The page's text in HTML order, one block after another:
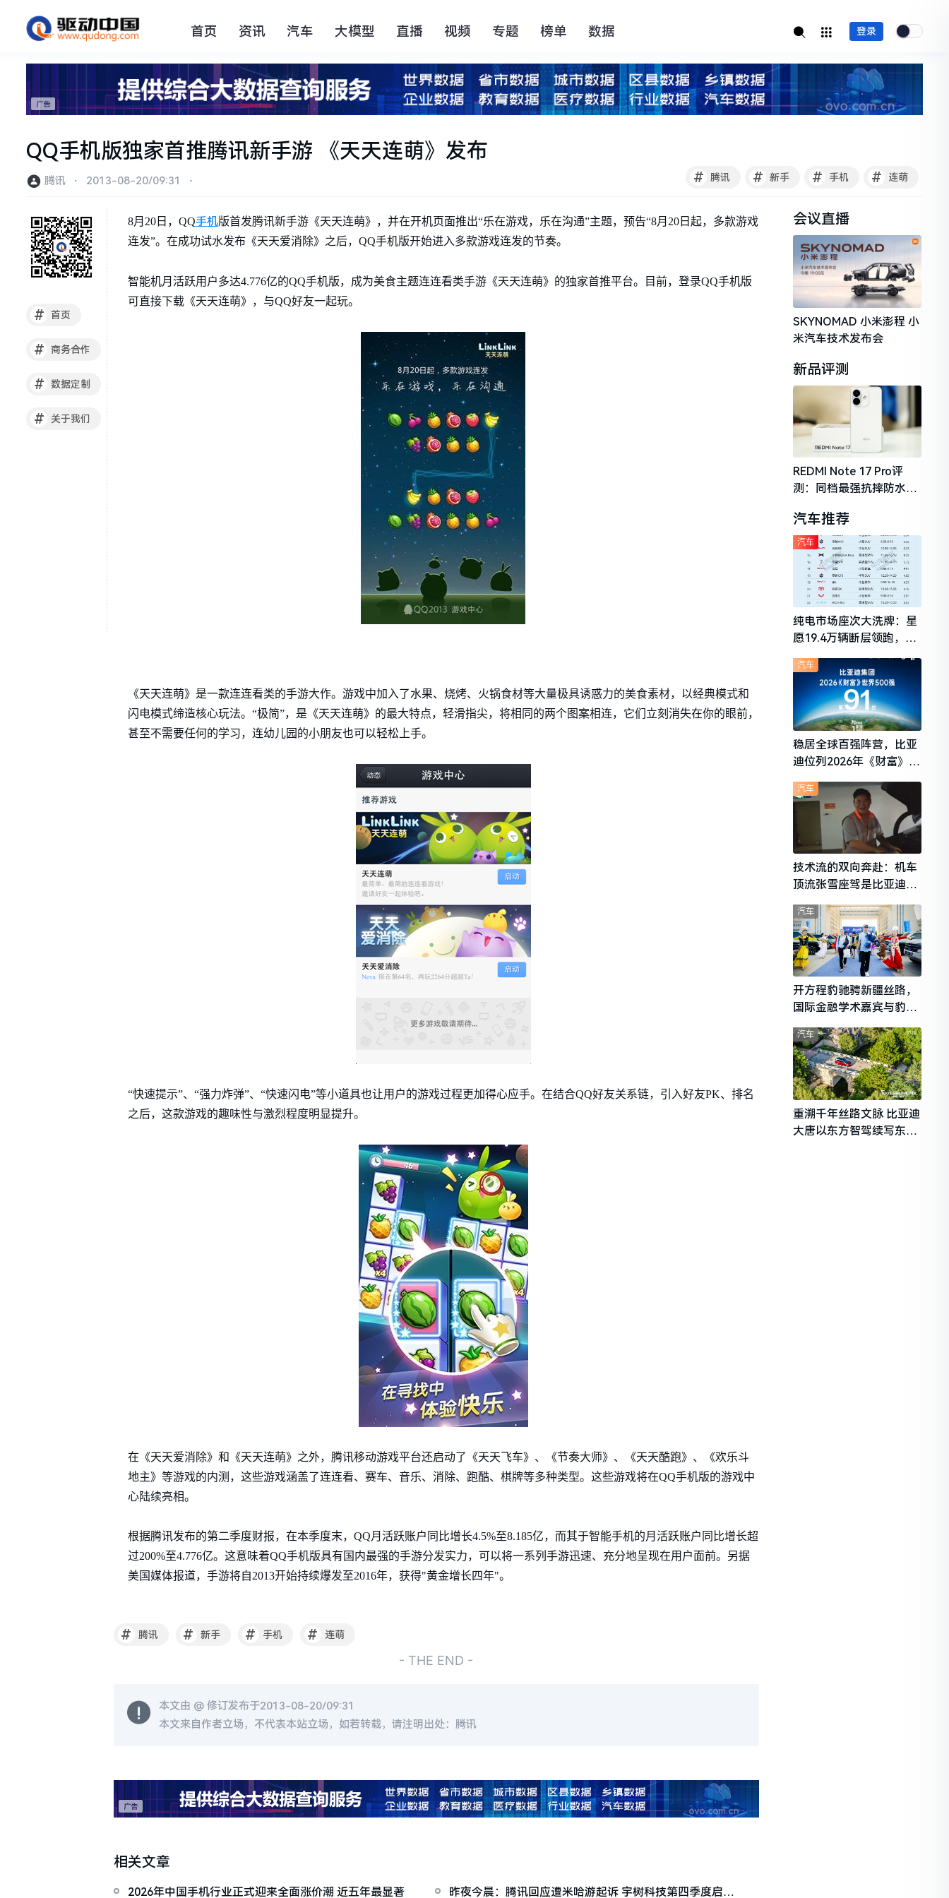
首页 资讯 汽车 大模型 直播 视频 专题 榜单 数据 登录
QQ手机版独家首推腾讯新手游 《天天连萌》发布
# 腾讯 # 新手 # 手机 # 连萌
腾讯 ⋅ 2013-08-20/09:31 ⋅
# 首页
# 商务合作
# 数据定制
# 关于我们
8月20日，QQ手机版首发腾讯新手游《天天连萌》，并在开机页面推出“乐在游戏，乐在沟通”主题，预告“8月20日起，多款游戏
连发”。在成功试水发布《天天爱消除》之后，QQ手机版开始进入多款游戏连发的节奏。
智能机月活跃用户多达4.776亿的QQ手机版，成为美食主题连连看类手游《天天连萌》的独家首推平台。目前，登录QQ手机版
可直接下载《天天连萌》，与QQ好友一起玩。
《天天连萌》是一款连连看类的手游大作。游戏中加入了水果、烧烤、火锅食材等大量极具诱惑力的美食素材，以经典模式和
闪电模式缔造核心玩法。“极简”，是《天天连萌》的最大特点，轻滑指尖，将相同的两个图案相连，它们立刻消失在你的眼前，
甚至不需要任何的学习，连幼儿园的小朋友也可以轻松上手。
“快速提示”、“强力炸弹”、“快速闪电”等小道具也让用户的游戏过程更加得心应手。在结合QQ好友关系链，引入好友PK、排名
之后，这款游戏的趣味性与激烈程度明显提升。
在《天天爱消除》和《天天连萌》之外，腾讯移动游戏平台还启动了《天天飞车》、《节奏大师》、《天天酷跑》、《欢乐斗
地主》等游戏的内测，这些游戏涵盖了连连看、赛车、音乐、消除、跑酷、棋牌等多种类型。这些游戏将在QQ手机版的游戏中
心陆续亮相。
根据腾讯发布的第二季度财报，在本季度末，QQ月活跃账户同比增长4.5%至8.185亿，而其于智能手机的月活跃账户同比增长超
过200%至4.776亿。这意味着QQ手机版具有国内最强的手游分发实力，可以将一系列手游迅速、充分地呈现在用户面前。另据
美国媒体报道，手游将自2013开始持续爆发至2016年，获得"黄金增长四年"。
# 腾讯 # 新手 # 手机 # 连萌
- THE END -
本文由 @修订发布于2013-08-20/09:31
本文来自作者立场，不代表本站立场，如若转载，请注明出处：腾讯
相关文章
2026年中国手机行业正式迎来全面涨价潮 近五年最显著 昨夜今晨：腾讯回应遭米哈游起诉 宇树科技第四季度启动
会议直播
SKYNOMAD 小米澎程 小
米汽车技术发布会
新品评测
REDMI Note 17 Pro评
测：同档最强抗摔防水，
守门员
汽车推荐
纯电市场座次大洗牌：星
愿19.4万辆断层领跑，理
想i6成最强黑马
汽车
稳居全球百强阵营，比亚
迪位列2026年《财富》世
汽车
技术流的双向奔赴：机车
顶流张雪座驾是比亚迪秦
L
汽车
开方程豹驰骋新疆丝路，
国际金融学术嘉宾与豹友
共赴山海热爱
汽车
重溯千年丝路文脉 比亚迪
大唐以东方智驾续写东西
汽车